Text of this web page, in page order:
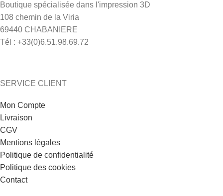
Boutique spécialisée dans l'impression 3D
108 chemin de la Viria
69440 CHABANIERE
Tél : +33(0)6.51.98.69.72
SERVICE CLIENT
Mon Compte
Livraison
CGV
Mentions légales
Politique de confidentialité
Politique des cookies
Contact